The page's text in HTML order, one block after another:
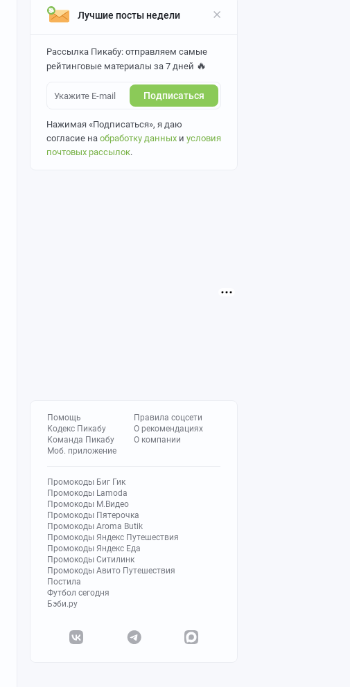
Лучшие посты недели
Рассылка Пикабу: отправляем самые
рейтинговые материалы за 7 дней 🔥
Подписаться
Нажимая «Подписаться», я даю
согласие на обработку данных и условия
почтовых рассылок.
Помощь
Кодекс Пикабу
Команда Пикабу
Моб. приложение
Правила соцсети
О рекомендациях
О компании
Промокоды Биг Гик
Промокоды Lamoda
Промокоды М.Видео
Промокоды Пятерочка
Промокоды Aroma Butik
Промокоды Яндекс Путешествия
Промокоды Яндекс Еда
Промокоды Ситилинк
Промокоды Авито Путешествия
Постила
Футбол сегодня
Бэби.ру